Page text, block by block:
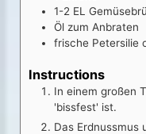
1-2 EL
Öl zum Anbraten
frische Petersilie
Instructions
In einem großen
'bissfest' ist.
Das Erdnussmus